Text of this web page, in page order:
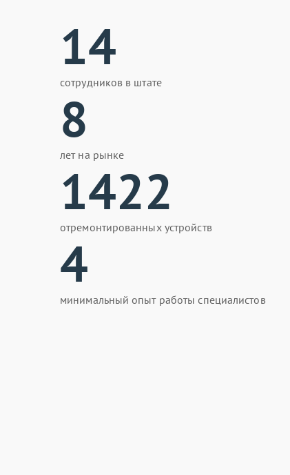
14
сотрудников в штате
8
лет на рынке
1422
отремонтированных устройств
4
минимальный опыт работы специалистов